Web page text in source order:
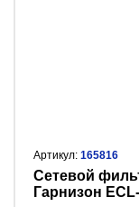
Артикул: 165816
Сетевой
Гарнизон